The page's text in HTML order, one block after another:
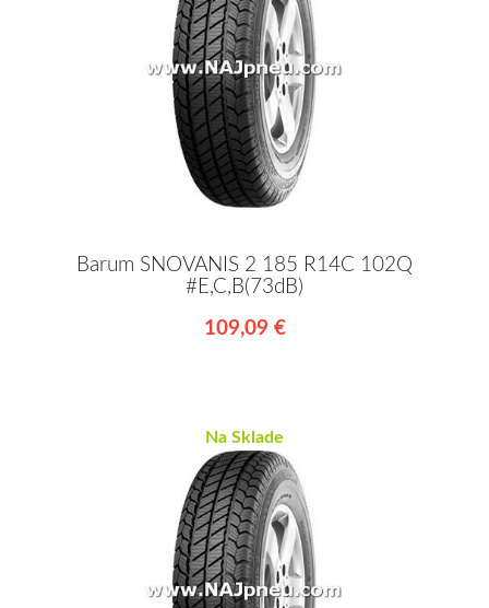
Barum SNOVANIS 2 185 R14C 102Q
#E,C,B(73dB)
109,09 €
Na Sklade